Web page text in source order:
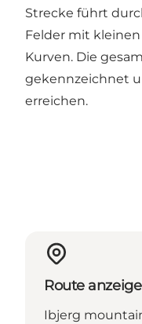
Strecke führt
Felder mit
Kurven. Die
gekennzeichnet
erreichen.
Route
Ibjerg